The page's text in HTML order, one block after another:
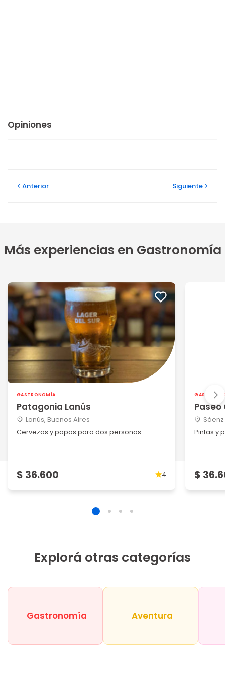
Opiniones
Anterior Siguiente
Más experiencias en Gastronomía
GASTRONOMÍA
Patagonia Lanús
Lanús, Buenos Aires
Cervezas y papas para dos personas
$ 36.600 4
Pintas y
$
Explorá otras categorías
Gastronomía Aventura